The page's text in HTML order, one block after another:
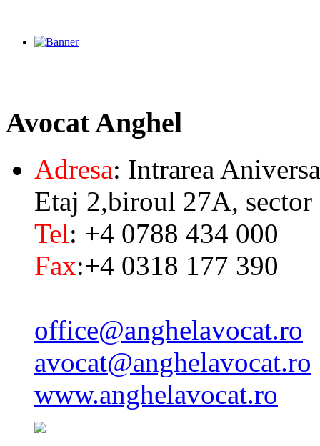
AvocatAnghel
Adresa: Intrarea
Etaj 2,biroul 27A, sector
Tel: +4 0788 434 000
Fax:+4 0318 177 390
office@anghelavocat.ro
avocat@anghelavocat.ro
www.anghelavocat.ro